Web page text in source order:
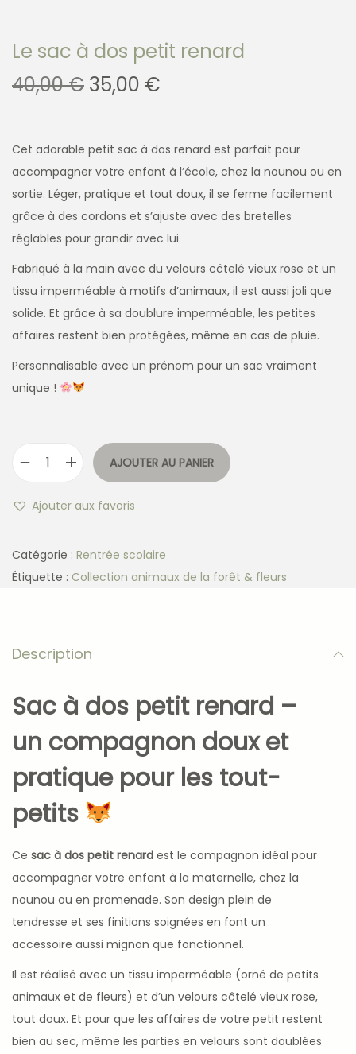
Le sac à dos petit renard
40,00€ 35,00 €
Cet adorable petit sac à dos renard est parfait pour
accompagner votre enfant à l’école, chez la nounou ou en
sortie. Léger, pratique et tout doux, il se ferme facilement
grâce à des cordons et s’ajuste avec des bretelles
réglables pour grandir avec lui.
Fabriqué à la main avec du velours côtelé vieux rose et un
tissu imperméable à motifs d’animaux, il est aussi joli que
solide. Et grâce à sa doublure imperméable, les petites
affaires restent bien protégées, même en cas de pluie.
Personnalisable avec un prénom pour un sac vraiment
unique !
AJOUTER AU PANIER
Ajouter aux favoris
Catégorie : Rentrée scolaire
Étiquette : Collection animaux de la forêt & fleurs
Description
Sac à dos petit renard –
un compagnon doux et
pratique pour les tout-
petits
Ce sac à dos petit renard est le compagnon idéal pour
accompagner votre enfant à la maternelle, chez la
nounou ou en promenade. Son design plein de
tendresse et ses finitions soignées en font un
accessoire aussi mignon que fonctionnel.
Il est réalisé avec un tissu imperméable (orné de petits
animaux et de fleurs) et d’un velours côtelé vieux rose,
tout doux. Et pour que les affaires de votre petit restent
bien au sec, même les parties en velours sont doublées